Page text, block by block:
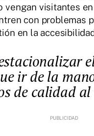
vengan visitantes
con problemas
en la
ir de la
de calidad